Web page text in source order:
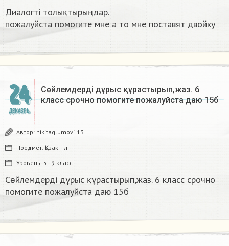
Диалогті толықтырыңдар.
пожалуйста помогите мне а то мне поставят двойку​
24
ДЕКАБРЬ
Сөйлемдерді дұрыс құрастырып,жаз. 6
класс срочно помогите пожалуйста даю 15б​
Автор: nikitaglumov113
Предмет: Қазақ тiлi
Уровень: 5 - 9 класс
Сөйлемдерді дұрыс құрастырып,жаз. 6 класс срочно
помогите пожалуйста даю 15б​